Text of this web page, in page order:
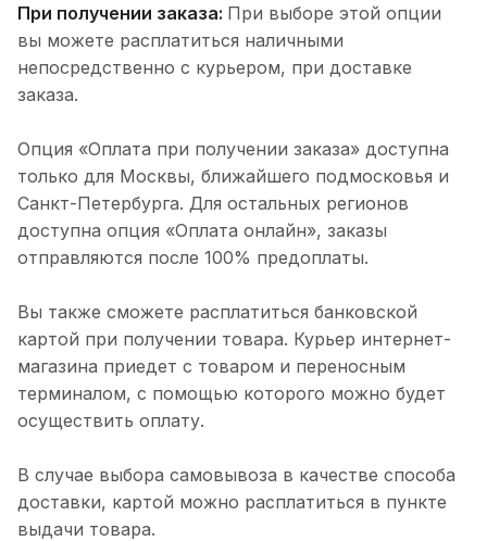
При получении заказа: При выборе этой опции
вы можете расплатиться наличными
непосредственно с курьером, при доставке
заказа.
Опция «Оплата при получении заказа» доступна
только для Москвы, ближайшего подмосковья и
Санкт-Петербурга. Для остальных регионов
доступна опция «Оплата онлайн», заказы
отправляются после 100% предоплаты.
Вы также сможете расплатиться банковской
картой при получении товара. Курьер интернет-
магазина приедет с товаром и переносным
терминалом, с помощью которого можно будет
осуществить оплату.
В случае выбора самовывоза в качестве способа
доставки, картой можно расплатиться в пункте
выдачи товара.